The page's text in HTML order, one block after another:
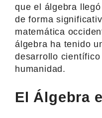
que el álgebra
de forma
matemática
álgebra ha tenido
desarrollo
humanidad.
El Álgebra